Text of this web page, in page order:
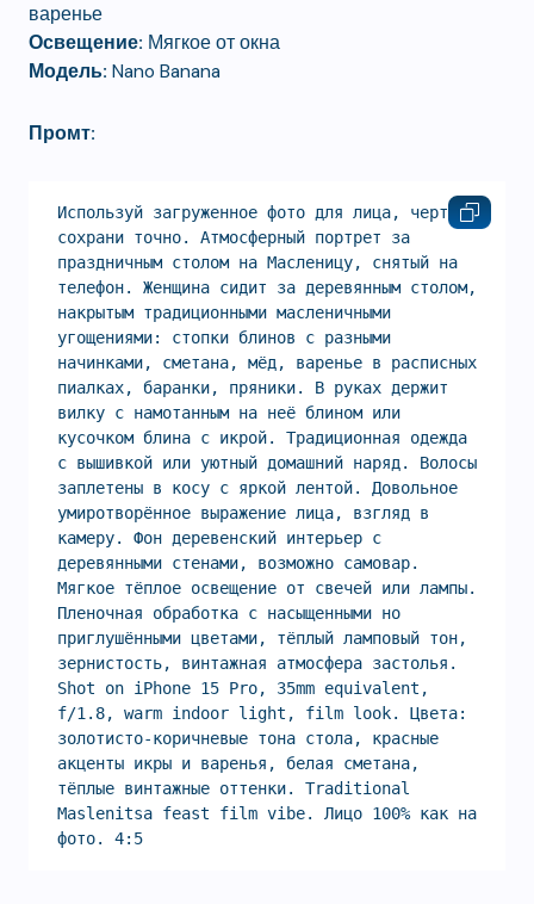
варенье
Освещение: Мягкое от окна
Модель: Nano Banana
Промт:
Используй загруженное фото для лица, черты
сохрани точно. Атмосферный портрет за
праздничным столом на Масленицу, снятый на
телефон. Женщина сидит за деревянным столом,
накрытым традиционными масленичными
угощениями: стопки блинов с разными
начинками, сметана, мёд, варенье в расписных
пиалках, баранки, пряники. В руках держит
вилку с намотанным на неё блином или
кусочком блина с икрой. Традиционная одежда
с вышивкой или уютный домашний наряд. Волосы
заплетены в косу с яркой лентой. Довольное
умиротворённое выражение лица, взгляд в
камеру. Фон деревенский интерьер с
деревянными стенами, возможно самовар.
Мягкое тёплое освещение от свечей или лампы.
Пленочная обработка с насыщенными но
приглушёнными цветами, тёплый ламповый тон,
зернистость, винтажная атмосфера застолья.
Shot on iPhone 15 Pro, 35mm equivalent,
f/1.8, warm indoor light, film look. Цвета:
золотисто-коричневые тона стола, красные
акценты икры и варенья, белая сметана,
тёплые винтажные оттенки. Traditional
Maslenitsa feast film vibe. Лицо 100% как на
фото. 4:5